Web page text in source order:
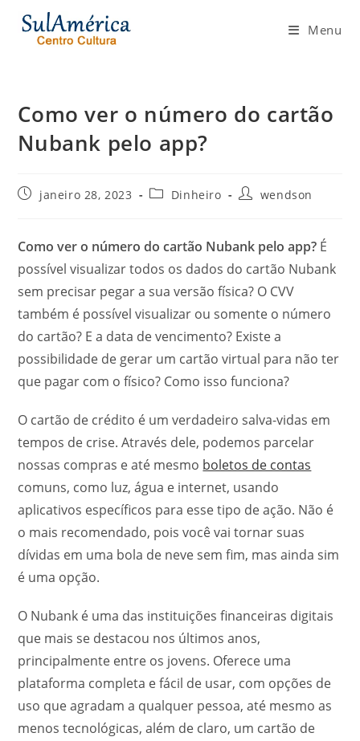
para
Menu
Como ver o número do cartão
Nubank pelo app?
Postjaneiro 28, 2023
Categoria
Dinheiro
Autorwendson
Como ver o número do cartão Nubank pelo app? É
possível visualizar todos os dados do cartão Nubank
sem precisar pegar a sua versão física? O CVV
também é possível visualizar ou somente o número
do cartão? E a data de vencimento? Existe a
possibilidade de gerar um cartão virtual para não ter
que pagar com o físico? Como isso funciona?
O cartão de crédito é um verdadeiro salva-vidas em
tempos de crise. Através dele, podemos parcelar
nossas compras e até mesmo boletos de contas
comuns, como luz, água e internet, usando
aplicativos específicos para esse tipo de ação. Não é
o mais recomendado, pois você vai tornar suas
dívidas em uma bola de neve sem fim, mas ainda sim
é uma opção.
O Nubank é uma das instituições financeiras digitais
que mais se destacou nos últimos anos,
principalmente entre os jovens. Oferece uma
plataforma completa e fácil de usar, com opções de
uso que agradam a qualquer pessoa, até mesmo as
menos tecnológicas, além de claro, um cartão de